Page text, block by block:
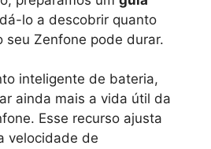
lo a descobrir quanto
seu Zenfone pode durar.
inteligente de bateria,
ainda mais a vida útil da
Esse recurso ajusta
velocidade de